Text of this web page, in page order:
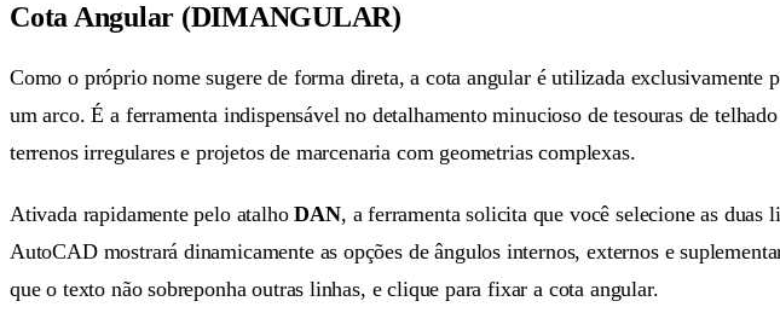
Cota Angular (DIMANGULAR)
Como o próprio nome sugere de forma direta, a cota angular é utilizada
um arco. É a ferramenta indispensável no detalhamento minucioso de tesouras de
terrenos irregulares e projetos de marcenaria com geometrias complexas.
Ativada rapidamente pelo atalhoDAN, a ferramenta solicita que você selecione as
AutoCAD mostrará dinamicamente as opções de ângulos internos, externos e
que o texto não sobreponha outras linhas, e clique para fixar a cota angular.